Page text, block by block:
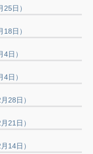
日）
日）
日）
日）
28日）
21日）
14日）